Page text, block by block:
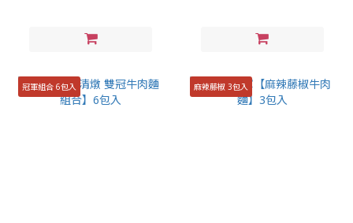
冠軍組合 6包入 麻辣藤椒 3包入